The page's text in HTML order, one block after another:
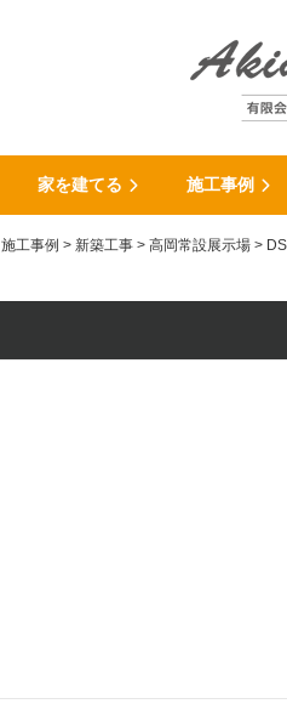
家を建てる 施工事例
施工事例 > 新築工事 > 高岡常設展示場 >